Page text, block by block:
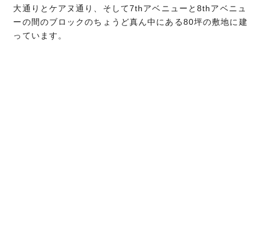
大通りとケアヌ通り、そして7thアベニューと8thアベニュ
ーの間のブロックのちょうど真ん中にある80坪の敷地に建
っています。